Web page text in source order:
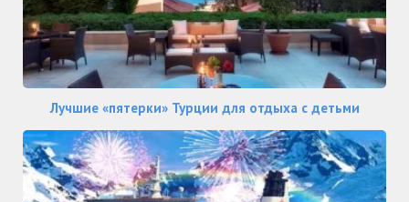
Лучшие «пятерки» Турции для отдыха с детьми